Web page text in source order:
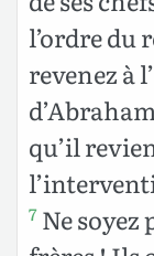
l’ordre du
revenez à
qu’il
7 Ne soyez